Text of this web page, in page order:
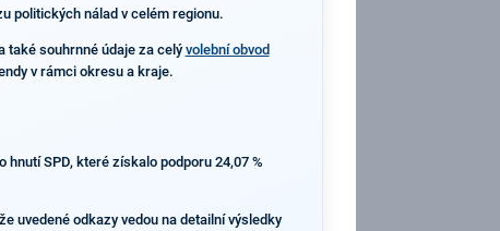
politických nálad v celém regionu.
také souhrnné údaje za celý volební obvod
v rámci okresu a kraje.
SPD, které získalo podporu 24,07 %
uvedené odkazy vedou na detailní výsledky